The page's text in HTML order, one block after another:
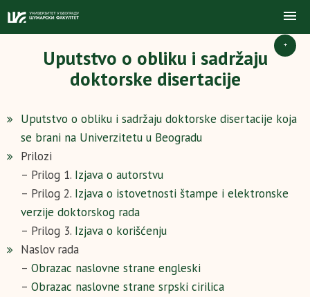
+
Uputstvo o obliku i sadržaju
doktorske disertacije
Uputstvo o obliku i sadržaju doktorske disertacije koja
se brani na Univerzitetu u Beogradu
Prilozi
– Prilog 1. Izjava o autorstvu
– Prilog 2. Izjava o istovetnosti štampe i elektronske
verzije doktorskog rada
– Prilog 3. Izjava o korišćenju
Naslov rada
– Obrazac naslovne strane engleski
– Obrazac naslovne strane srpski cirilica